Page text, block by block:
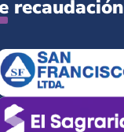
recaudación